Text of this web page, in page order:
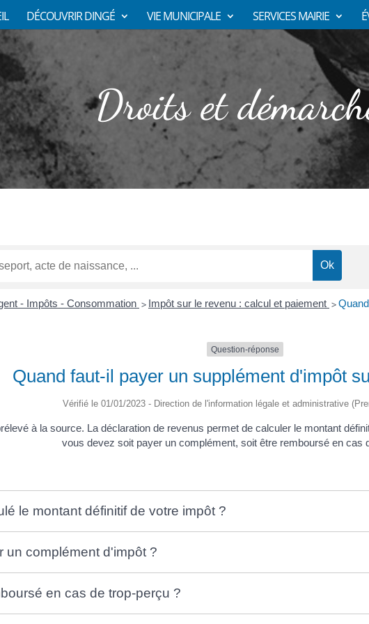
DÉCOUVRIR DINGÉ VIE MUNICIPALE SERVICES MAIRIE
Droits et
- Impôts - Consommation > Impôt sur le revenu : calcul et paiement >
Question-réponse
Quand faut-il payer un supplément d'impôt
Vérifié le 01/01/2023 - Direction de l'information légale et administrative
à la source. La déclaration de revenus permet de calculer le montant
vous devez soit payer un complément, soit être remboursé en cas
le montant définitif de votre impôt ?
un complément d'impôt ?
en cas de trop-perçu ?